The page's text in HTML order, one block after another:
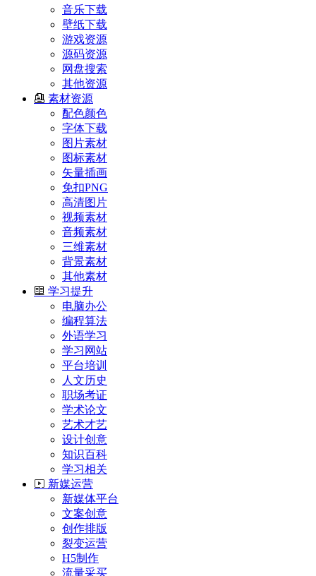
音乐下载
壁纸下载
游戏资源
源码资源
网盘搜索
其他资源
素材资源
配色颜色
字体下载
图片素材
图标素材
矢量插画
免扣PNG
高清图片
视频素材
音频素材
三维素材
背景素材
其他素材
学习提升
电脑办公
编程算法
外语学习
学习网站
平台培训
人文历史
职场考证
学术论文
艺术才艺
设计创意
知识百科
学习相关
新媒运营
新媒体平台
文案创意
创作排版
裂变运营
H5制作
流量采买